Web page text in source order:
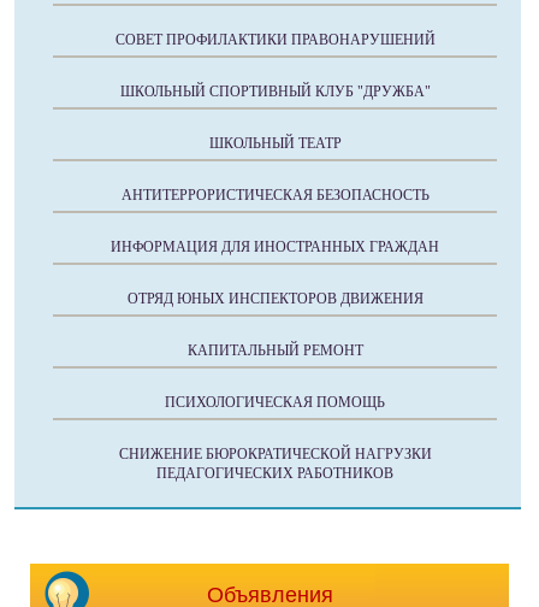
СОВЕТ ПРОФИЛАКТИКИ ПРАВОНАРУШЕНИЙ
ШКОЛЬНЫЙ СПОРТИВНЫЙ КЛУБ "ДРУЖБА"
ШКОЛЬНЫЙ ТЕАТР
АНТИТЕРРОРИСТИЧЕСКАЯ БЕЗОПАСНОСТЬ
ИНФОРМАЦИЯ ДЛЯ ИНОСТРАННЫХ ГРАЖДАН
ОТРЯД ЮНЫХ ИНСПЕКТОРОВ ДВИЖЕНИЯ
КАПИТАЛЬНЫЙ РЕМОНТ
ПСИХОЛОГИЧЕСКАЯ ПОМОЩЬ
СНИЖЕНИЕ БЮРОКРАТИЧЕСКОЙ НАГРУЗКИ
ПЕДАГОГИЧЕСКИХ РАБОТНИКОВ
Объявления